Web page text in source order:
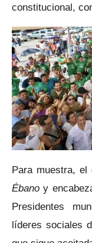
constitucional,
Para muestra, el
Ébano y
Presidentes
líderes sociales